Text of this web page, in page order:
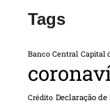
Tags
Banco Central Capital
Crédito Declaração